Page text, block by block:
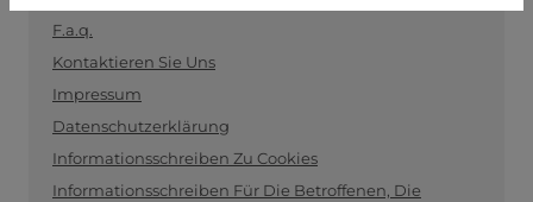
F.a.q.
Kontaktieren Sie Uns
Impressum
Datenschutzerklärung
Informationsschreiben Zu Cookies
Informationsschreiben Für Die Betroffenen, Die